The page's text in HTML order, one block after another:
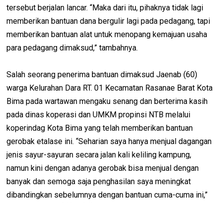
tersebut berjalan lancar. “Maka dari itu, pihaknya tidak lagi
memberikan bantuan dana bergulir lagi pada pedagang, tapi
memberikan bantuan alat untuk menopang kemajuan usaha
para pedagang dimaksud,” tambahnya.
Salah seorang penerima bantuan dimaksud Jaenab (60)
warga Kelurahan Dara RT. 01 Kecamatan Rasanae Barat Kota
Bima pada wartawan mengaku senang dan berterima kasih
pada dinas koperasi dan UMKM propinsi NTB melalui
koperindag Kota Bima yang telah memberikan bantuan
gerobak etalase ini. “Seharian saya hanya menjual dagangan
jenis sayur-sayuran secara jalan kali keliling kampung,
namun kini dengan adanya gerobak bisa menjual dengan
banyak dan semoga saja penghasilan saya meningkat
dibandingkan sebelumnya dengan bantuan cuma-cuma ini,”